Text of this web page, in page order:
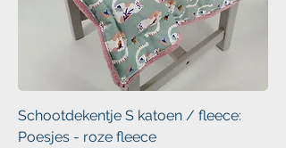
Schootdekentje S katoen / fleece:
Poesjes - roze fleece